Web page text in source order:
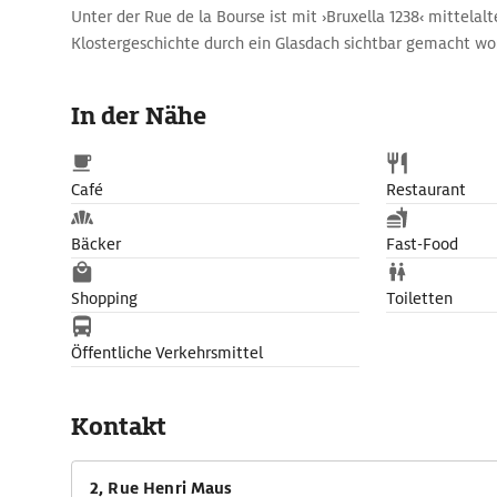
Unter der Rue de la Bourse ist mit ›Bruxella 1238‹
Klostergeschichte durch ein Glasdach sichtbar gemacht
um die Börse trifft man sich vor, während und nach der
In der Nähe
Café Restaurant
Bäcker Fast-Food
Shopping Toiletten
Öffentliche Verkehrsmittel
Kontakt
2, Rue Henri Maus